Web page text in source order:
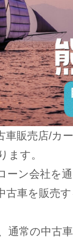
車販売店/カ
ます。
ーン会社を
古車を販売
通常の中古